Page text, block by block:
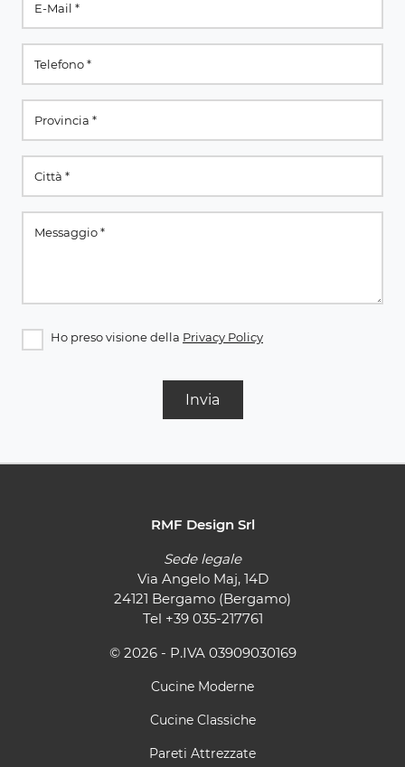
Ho preso visione della Privacy Policy
Invia
RMF Design Srl
Sede legale
Via Angelo Maj, 14D
24121 Bergamo (Bergamo)
Tel +39 035-217761
© 2026 - P.IVA 03909030169
Cucine Moderne
Cucine Classiche
Pareti Attrezzate